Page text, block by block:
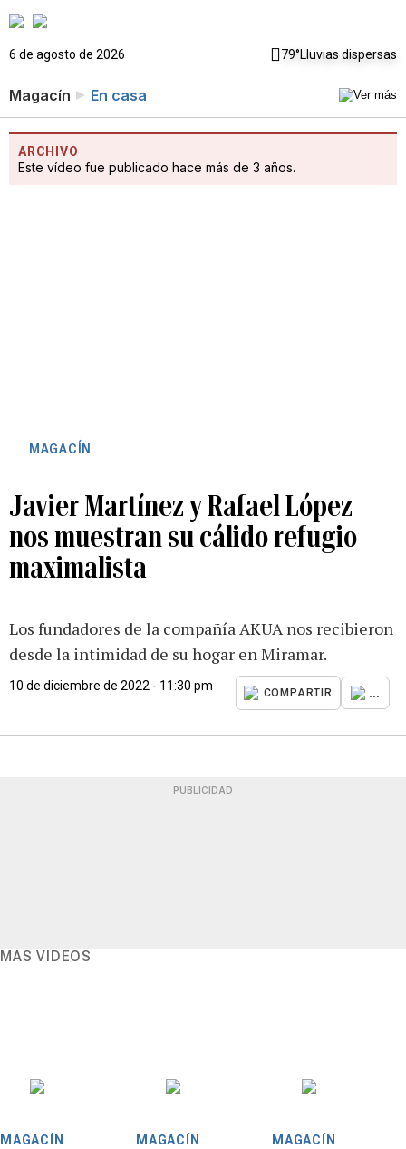
6 de agosto de 2026 79°Lluvias dispersas
Magacín En casa
ARCHIVO
Este vídeo fue publicado hace más de 3 años.
MAGACÍN
Javier Martínez y Rafael López
nos muestran su cálido refugio
maximalista
Los fundadores de la compañía AKUA nos recibieron
desde la intimidad de su hogar en Miramar.
10 de diciembre de 2022 - 11:30 pm
COMPARTIR ...
PUBLICIDAD
MÁS VIDEOS
MAGACÍN MAGACÍN MAGACÍN